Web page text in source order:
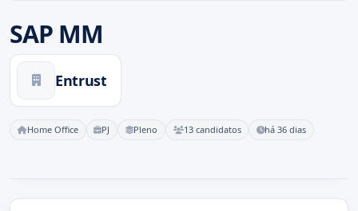
SAP MM
Entrust
Home Office PJ Pleno 13 candidatos há 36 dias